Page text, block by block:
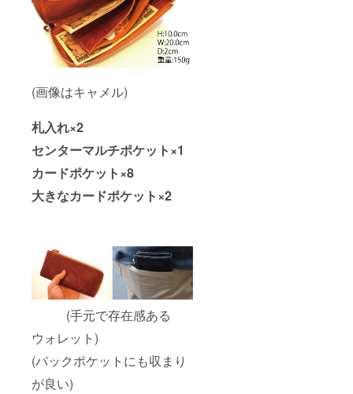
(画像はキャメル)
札入れ×2
センターマルチポケット×1
カードポケット×8
大きなカードポケット×2
(手元で存在感ある
ウォレット)
(バックポケットにも収まり
が良い)